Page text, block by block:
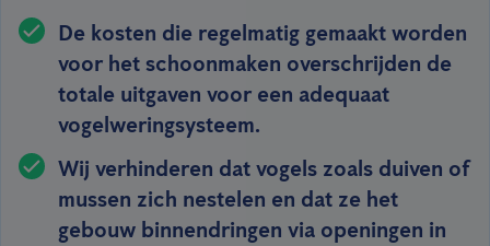
De kosten die regelmatig gemaakt worden
voor het schoonmaken overschrijden de
totale uitgaven voor een adequaat
vogelweringsysteem.
Wij verhinderen dat vogels zoals duiven of
mussen zich nestelen en dat ze het
gebouw binnendringen via openingen in